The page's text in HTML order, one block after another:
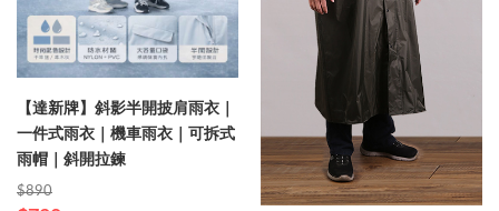
【達新牌】斜影半開披肩雨衣｜
一件式雨衣｜機車雨衣｜可拆式
雨帽｜斜開拉鍊
$890